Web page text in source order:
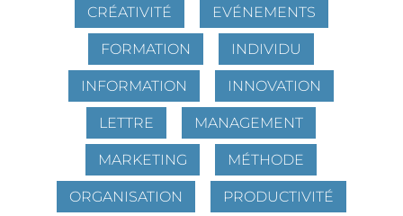
CRÉATIVITÉ EVÉNEMENTS
FORMATION INDIVIDU
INFORMATION INNOVATION
LETTRE MANAGEMENT
MARKETING MÉTHODE
ORGANISATION PRODUCTIVITÉ